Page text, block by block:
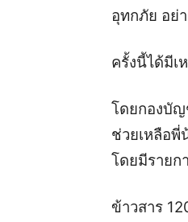
อุทกภัย อย่
ครั้งนี้ได้มี
โดยกองบัญ
ช่วยเหลือพี่
โดยมีรายก
ข้าวสาร